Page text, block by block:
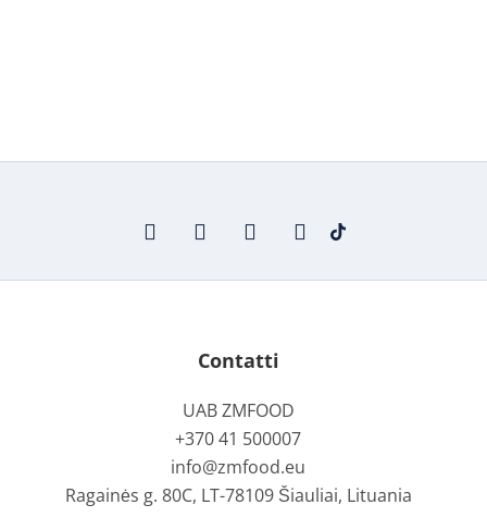
Contatti
UAB ZMFOOD
+370 41 500007
info@zmfood.eu
Ragainės g. 80C, LT-78109 Šiauliai, Lituania